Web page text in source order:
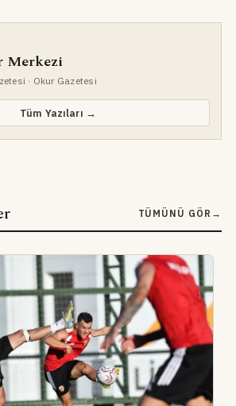
Merkezi
· Okur Gazetesi
Tüm Yazıları →
TÜMÜNÜ GÖR →